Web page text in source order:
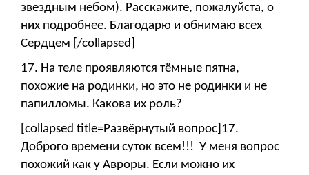
звездным небом). Расскажите, пожалуйста, о
них подробнее. Благодарю и обнимаю всех
Сердцем [/collapsed]
17. На теле проявляются тёмные пятна,
похожие на родинки, но это не родинки и не
папилломы. Какова их роль?
[collapsed title=Развёрнутый вопрос]17.
Доброго времени суток всем!!! У меня вопрос
похожий как у Авроры. Если можно их